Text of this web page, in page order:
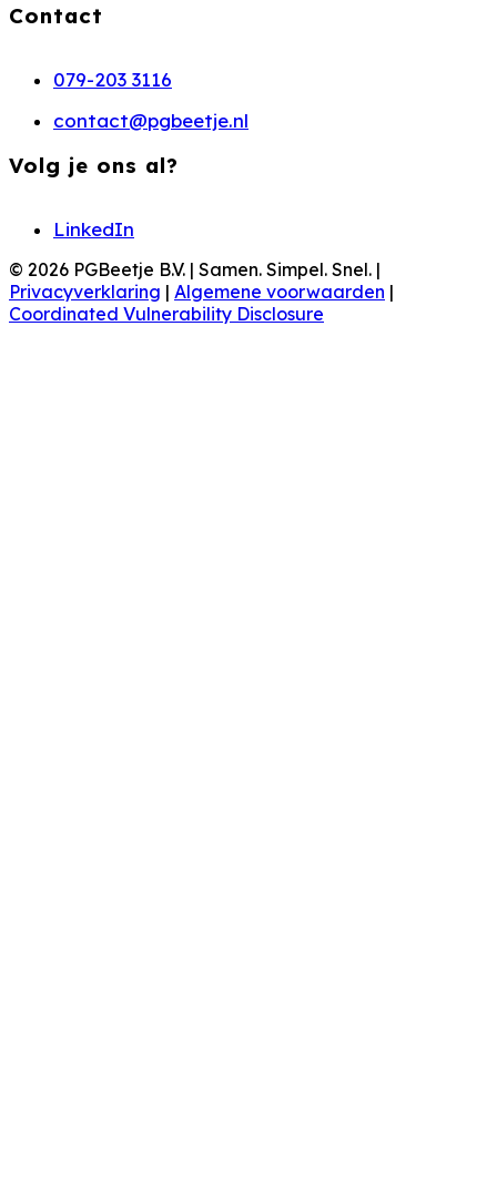
Contact
079-203 3116
contact@pgbeetje.nl
Volg je ons al?
LinkedIn
© 2026 PGBeetje B.V. | Samen. Simpel. Snel. |
Privacyverklaring | Algemene voorwaarden |
Coordinated Vulnerability Disclosure